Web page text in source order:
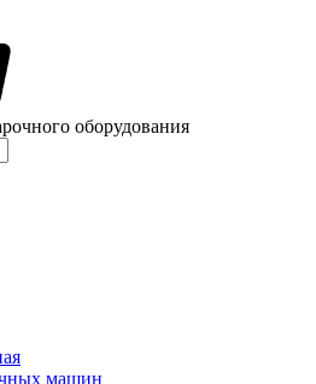
оборудования
машин